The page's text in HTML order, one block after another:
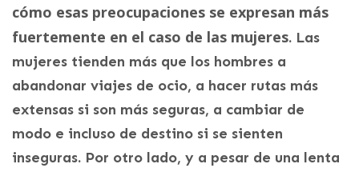
cómo esas preocupaciones se expresan más
fuertemente en el caso de las mujeres. Las
mujeres tienden más que los hombres a
abandonar viajes de ocio, a hacer rutas más
extensas si son más seguras, a cambiar de
modo e incluso de destino si se sienten
inseguras. Por otro lado, y a pesar de una lenta